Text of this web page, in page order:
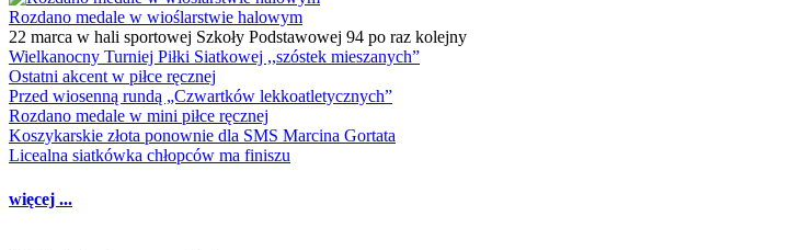
Rozdano medale w wioślarstwie halowym
22 marca w hali sportowej Szkoły Podstawowej 94 po raz kolejny
Wielkanocny Turniej Piłki Siatkowej ,,szóstek mieszanych”
Ostatni akcent w piłce ręcznej
Przed wiosenną rundą „Czwartków lekkoatletycznych”
Rozdano medale w mini piłce ręcznej
Koszykarskie złota ponownie dla SMS Marcina Gortata
Licealna siatkówka chłopców ma finiszu
więcej ...